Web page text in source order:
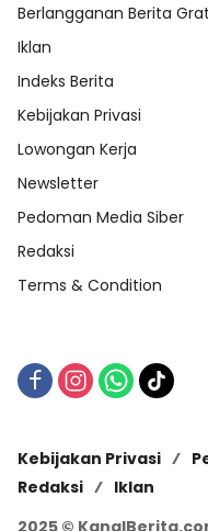
Berlangganan Berita
Iklan
Indeks Berita
Kebijakan Privasi
Lowongan Kerja
Newsletter
Pedoman Media Siber
Redaksi
Terms & Condition
Kebijakan Privasi
Redaksi
Iklan